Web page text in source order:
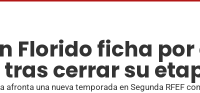
Florido ficha
cerrar su
afronta una nueva temporada en Segunda RFEF